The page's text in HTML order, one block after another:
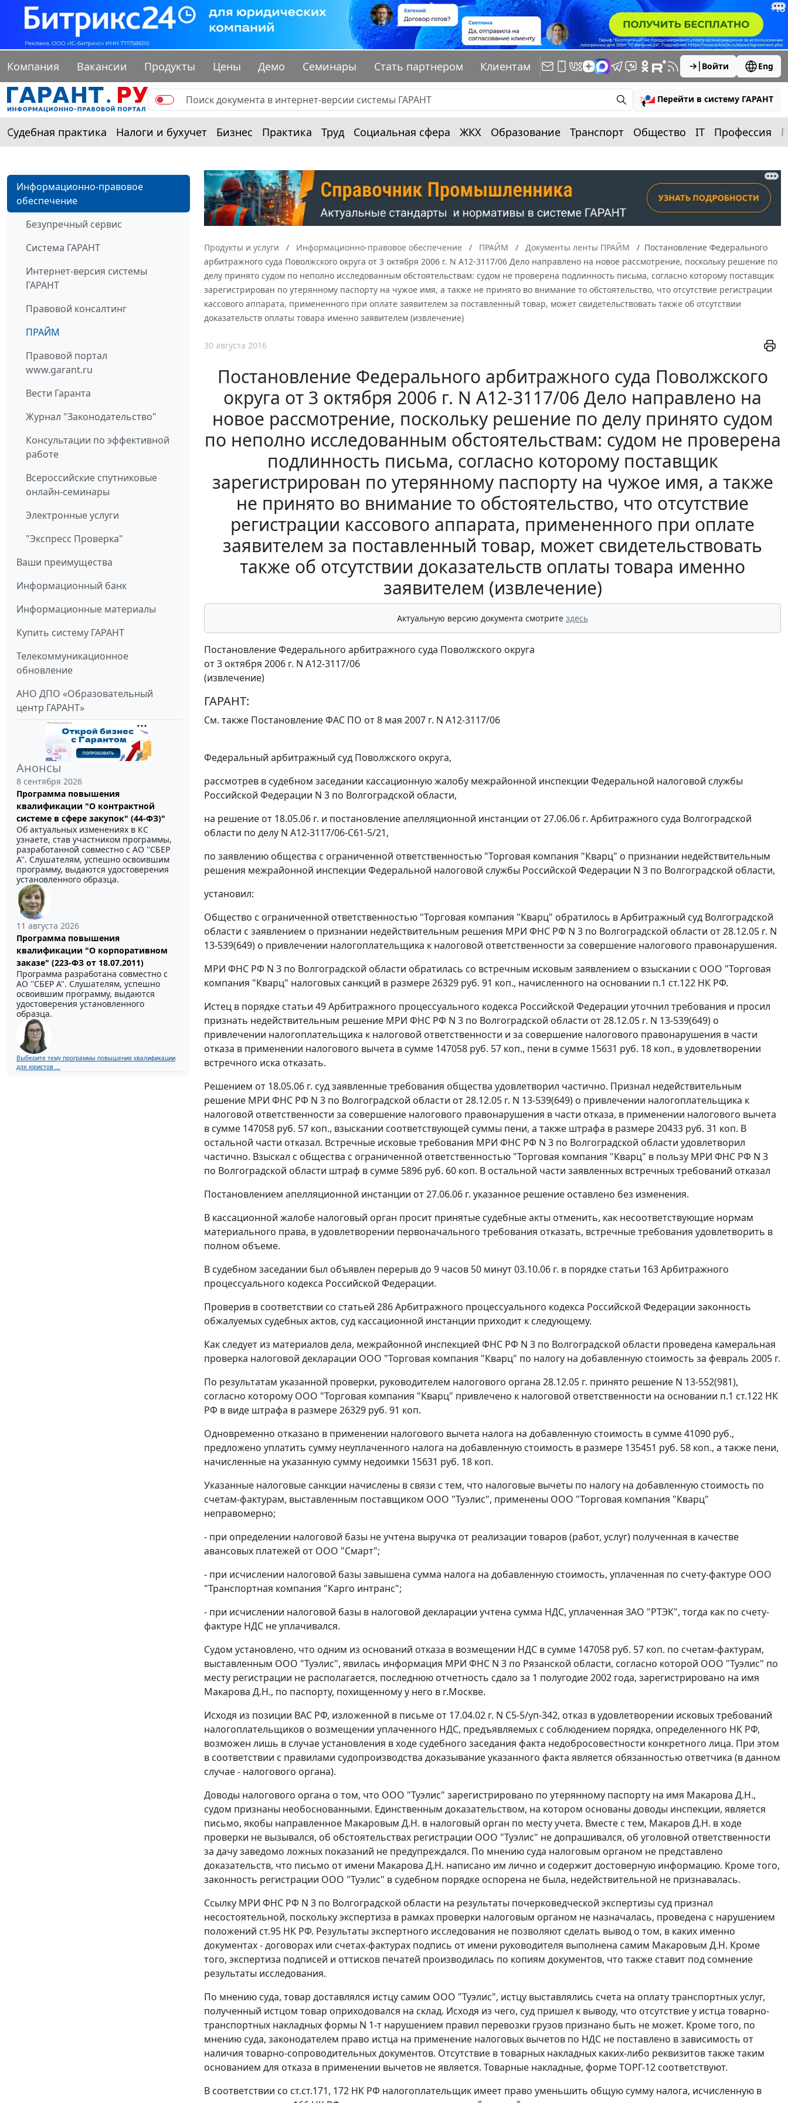
Компания Вакансии Продукты Цены Демо Семинары Стать партнером Клиентам Войти Eng
Перейти в систему ГАРАНТ
Судебная практика Налоги и бухучет Бизнес Практика Труд Социальная сфера ЖКХ Образование Транспорт Общество IT Профессия
Информационно-правовое
обеспечение
Безупречный сервис
Система ГАРАНТ
Интернет-версия системы
ГАРАНТ
Правовой консалтинг
ПРАЙМ
Правовой портал
www.garant.ru
Вести Гаранта
Журнал "Законодательство"
Консультации по эффективной
работе
Всероссийские спутниковые
онлайн-семинары
Электронные услуги
"Экспресс Проверка"
Ваши преимущества
Информационный банк
Информационные материалы
Купить систему ГАРАНТ
Телекоммуникационное
обновление
АНО ДПО «Образовательный
центр ГАРАНТ»
Анонсы
8 сентября 2026
Программа повышения
квалификации "О контрактной
системе в сфере закупок" (44-ФЗ)"
Об актуальных изменениях в КС
узнаете, став участником программы,
разработанной совместно с АО ''СБЕР
А". Слушателям, успешно освоившим
программу, выдаются удостоверения
установленного образца.
11 августа 2026
Программа повышения
квалификации "О корпоративном
заказе" (223-ФЗ от 18.07.2011)
Программа разработана совместно с
АО ''СБЕР А". Слушателям, успешно
освоившим программу, выдаются
удостоверения установленного
образца.
Выберите тему программы повышения квалификации
для юристов ...
Продукты и услуги Информационно-правовое обеспечение ПРАЙМ Документы ленты ПРАЙМ
Постановление Федерального
арбитражного суда Поволжского округа от 3 октября 2006 г. N А12-3117/06 Дело направлено на новое рассмотрение, поскольку решение по
делу принято судом по неполно исследованным обстоятельствам: судом не проверена подлинность письма, согласно которому поставщик
зарегистрирован по утерянному паспорту на чужое имя, а также не принято во внимание то обстоятельство, что отсутствие регистрации
кассового аппарата, примененного при оплате заявителем за поставленный товар, может свидетельствовать также об отсутствии
доказательств оплаты товара именно заявителем (извлечение)
30 августа 2016
Постановление Федерального арбитражного суда Поволжского
округа от 3 октября 2006 г. N А12-3117/06 Дело направлено на
новое рассмотрение, поскольку решение по делу принято судом
по неполно исследованным обстоятельствам: судом не проверена
подлинность письма, согласно которому поставщик
зарегистрирован по утерянному паспорту на чужое имя, а также
не принято во внимание то обстоятельство, что отсутствие
регистрации кассового аппарата, примененного при оплате
заявителем за поставленный товар, может свидетельствовать
также об отсутствии доказательств оплаты товара именно
заявителем (извлечение)
Актуальную версию документа смотрите здесь
Постановление Федерального арбитражного суда Поволжского округа
от 3 октября 2006 г. N А12-3117/06
(извлечение)
ГАРАНТ:
См. также ПостановлениеФАС ПО от 8 мая 2007 г. N А12-3117/06
Федеральный арбитражный суд Поволжского округа,
рассмотрев в судебном заседании кассационную жалобу межрайонной инспекции Федеральной налоговой службы
Российской Федерации N 3 по Волгоградской области,
на решение от 18.05.06 г. и постановление апелляционной инстанции от 27.06.06 г. Арбитражного суда Волгоградской
области по делу N А12-3117/06-С61-5/21,
по заявлению общества с ограниченной ответственностью "Торговая компания "Кварц" о признании недействительным
решения межрайонной инспекции Федеральной налоговой службы Российской Федерации N 3 по Волгоградской области,
установил:
Общество с ограниченной ответственностью "Торговая компания "Кварц" обратилось в Арбитражный суд Волгоградской
области с заявлением о признании недействительным решения МРИ ФНС РФ N 3 по Волгоградской области от 28.12.05 г. N
13-539(649) о привлечении налогоплательщика к налоговой ответственности за совершение налогового правонарушения.
МРИ ФНС РФ N 3 по Волгоградской области обратилась со встречным исковым заявлением о взыскании с ООО "Торговая
компания "Кварц" налоговых санкций в размере 26329 руб. 91 коп., начисленного на основании п.1 ст.122 НК РФ.
Истец в порядке статьи 49Арбитражного процессуального кодекса Российской Федерации уточнил требования и просил
признать недействительным решение МРИ ФНС РФ N 3 по Волгоградской области от 28.12.05 г. N 13-539(649) о
привлечении налогоплательщика к налоговой ответственности и за совершение налогового правонарушения в части
отказа в применении налогового вычета в сумме 147058 руб. 57 коп., пени в сумме 15631 руб. 18 коп., в удовлетворении
встречного иска отказать.
Решением от 18.05.06 г. суд заявленные требования общества удовлетворил частично. Признал недействительным
решение МРИ ФНС РФ N 3 по Волгоградской области от 28.12.05 г. N 13-539(649) о привлечении налогоплательщика к
налоговой ответственности за совершение налогового правонарушения в части отказа, в применении налогового вычета
в сумме 147058 руб. 57 коп., взыскании соответствующей суммы пени, а также штрафа в размере 20433 руб. 31 коп. В
остальной части отказал. Встречные исковые требования МРИ ФНС РФ N 3 по Волгоградской области удовлетворил
частично. Взыскал с общества с ограниченной ответственностью "Торговая компания "Кварц" в пользу МРИ ФНС РФ N 3
по Волгоградской области штраф в сумме 5896 руб. 60 коп. В остальной части заявленных встречных требований отказал
Постановлением апелляционной инстанции от 27.06.06 г. указанное решение оставлено без изменения.
В кассационной жалобе налоговый орган просит принятые судебные акты отменить, как несоответствующие нормам
материального права, в удовлетворении первоначального требования отказать, встречные требования удовлетворить в
полном объеме.
В судебном заседании был объявлен перерыв до 9 часов 50 минут 03.10.06 г. в порядке статьи 163Арбитражного
процессуального кодекса Российской Федерации.
Проверив в соответствии со статьей 286Арбитражного процессуального кодекса Российской Федерации законность
обжалуемых судебных актов, суд кассационной инстанции приходит к следующему.
Как следует из материалов дела, межрайонной инспекцией ФНС РФ N 3 по Волгоградской области проведена камеральная
проверка налоговой декларации ООО "Торговая компания "Кварц" по налогу на добавленную стоимость за февраль 2005 г.
По результатам указанной проверки, руководителем налогового органа 28.12.05 г. принято решение N 13-552(981),
согласно которому ООО "Торговая компания "Кварц" привлечено к налоговой ответственности на основании п.1 ст.122 НК
РФ в виде штрафа в размере 26329 руб. 91 коп.
Одновременно отказано в применении налогового вычета налога на добавленную стоимость в сумме 41090 руб.,
предложено уплатить сумму неуплаченного налога на добавленную стоимость в размере 135451 руб. 58 коп., а также пени,
начисленные на указанную сумму недоимки 15631 руб. 18 коп.
Указанные налоговые санкции начислены в связи с тем, что налоговые вычеты по налогу на добавленную стоимость по
счетам-фактурам, выставленным поставщиком ООО "Туэлис", применены ООО "Торговая компания "Кварц"
неправомерно;
- при определении налоговой базы не учтена выручка от реализации товаров (работ, услуг) полученная в качестве
авансовых платежей от ООО "Смарт";
- при исчислении налоговой базы завышена сумма налога на добавленную стоимость, уплаченная по счету-фактуре ООО
"Транспортная компания "Карго интранс";
- при исчислении налоговой базы в налоговой декларации учтена сумма НДС, уплаченная ЗАО "РТЭК", тогда как по счету-
фактуре НДС не уплачивался.
Судом установлено, что одним из оснований отказа в возмещении НДС в сумме 147058 руб. 57 коп. по счетам-фактурам,
выставленным ООО "Туэлис", явилась информация МРИ ФНС N 3 по Рязанской области, согласно которой ООО "Туэлис" по
месту регистрации не располагается, последнюю отчетность сдало за 1 полугодие 2002 года, зарегистрировано на имя
Макарова Д.Н., по паспорту, похищенному у него в г.Москве.
Исходя из позиции ВАС РФ, изложенной в письме от 17.04.02 г. N С5-5/уп-342, отказ в удовлетворении исковых требований
налогоплательщиков о возмещении уплаченного НДС, предъявляемых с соблюдением порядка, определенного НК РФ,
возможен лишь в случае установления в ходе судебного заседания факта недобросовестности конкретного лица. При этом
в соответствии с правилами судопроизводства доказывание указанного факта является обязанностью ответчика (в данном
случае - налогового органа).
Доводы налогового органа о том, что ООО "Туэлис" зарегистрировано по утерянному паспорту на имя Макарова Д.Н.,
судом признаны необоснованными. Единственным доказательством, на котором основаны доводы инспекции, является
письмо, якобы направленное Макаровым Д.Н. в налоговый орган по месту учета. Вместе с тем, Макаров Д.Н. в ходе
проверки не вызывался, об обстоятельствах регистрации ООО "Туэлис" не допрашивался, об уголовной ответственности
за дачу заведомо ложных показаний не предупреждался. По мнению суда налоговым органом не представлено
доказательств, что письмо от имени Макарова Д.Н. написано им лично и содержит достоверную информацию. Кроме того,
законность регистрации ООО "Туэлис" в судебном порядке оспорена не была, недействительной не признавалась.
Ссылку МРИ ФНС РФ N 3 по Волгоградской области на результаты почерковедческой экспертизы суд признал
несостоятельной, поскольку экспертиза в рамках проверки налоговым органом не назначалась, проведена с нарушением
положений ст.95 НК РФ. Результаты экспертного исследования не позволяют сделать вывод о том, в каких именно
документах - договорах или счетах-фактурах подпись от имени руководителя выполнена самим Макаровым Д.Н. Кроме
того, экспертиза подписей и оттисков печатей производилась по копиям документов, что также ставит под сомнение
результаты исследования.
По мнению суда, товар доставлялся истцу самим ООО "Туэлис", истцу выставлялись счета на оплату транспортных услуг,
полученный истцом товар оприходовался на склад. Исходя из чего, суд пришел к выводу, что отсутствие у истца товарно-
транспортных накладныхформы N 1-т нарушением правил перевозки грузов признано быть не может. Кроме того, по
мнению суда, законодателем право истца на применение налоговых вычетов по НДС не поставлено в зависимость от
наличия товарно-сопроводительных документов. Отсутствие в товарных накладных каких-либо реквизитов также таким
основанием для отказа в применении вычетов не является. Товарные накладные, формеТОРГ-12 соответствуют.
В соответствии со ст.ст.171, 172 НК РФ налогоплательщик имеет право уменьшить общую сумму налога, исчисленную в